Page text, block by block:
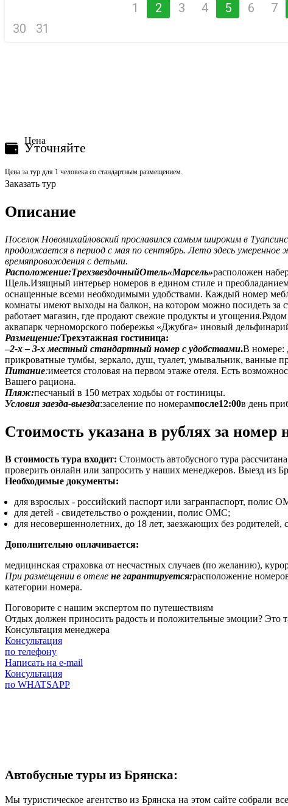
1 2 3 4 5 6 7
30
31
Цена
Уточняйте
Цена за тур для 1 человека со стандартным размещением.
Заказать тур
Описание
Поселок Новомихайловский прославился самым широким в
продолжается в период с мая по сентябрь. Лето здесь
времяпровождения с детьми.
Расположение:ТрехзвездочныйОтель«Марсель»расположен
Щель.Изящный интерьер номеров в едином стиле и
оснащенные всеми необходимыми удобствами. Каждый номер
комнаты имеют выходы на балкон, на котором можно посидеть за
работает магазин, где продают свежие продукты и
аквапарк черноморского побережья «Джубга» иновый
Размещение:Трехэтажная гостиница:
–2-х – 3-х местный стандартный номер с удобствами.В номере:
прикроватные тумбы, зеркало, душ, туалет, умывальник, ванные
Питание:имеется столовая на первом этаже отеля. Есть
Вашего рациона.
Пляж:песчаный в 150 метрах ходьбы от гостиницы.
Условия заезда-выезда:заселение по номерампосле12:00в день
Стоимость указана в рублях за номер
В стоимость тура входит: Стоимость автобусного тура
проверить онлайн или запросить у наших менеджеров. Выезд из
Необходимые документы:
для взрослых - российский паспорт или загранпаспорт, полис
для детей - свидетельство о рождении, полис ОМС;
для несовершеннолетних, до 18 лет, заезжающих без
Дополнительно оплачивается:
медицинская страховка от несчастных случаев (по желанию),
При размещении в отеле не гарантируется:расположение
категории номера.
Поговорите с нашим экспертом по путешествиям
Отдых должен приносить радость и положительные эмоции? Это
Консультация менеджера
Консультация
по телефону
Написать на e-mail
Консультация
по WHATSAPP
Автобусные туры из Брянска:
Мы туристическое агентство из Брянска на этом сайте собрали